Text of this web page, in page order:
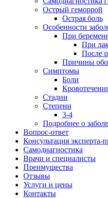
Острый геморрой
Острая боль
Особенности
При
При
После
Причины
Симптомы
Боли
Стадии
Степени
3-4
Подробнее о
Вопрос-ответ
Консультация эксперта-
Самодиагностика
Врачи и специалисты
Преимущества
Отзывы
Услуги и цены
Контакты